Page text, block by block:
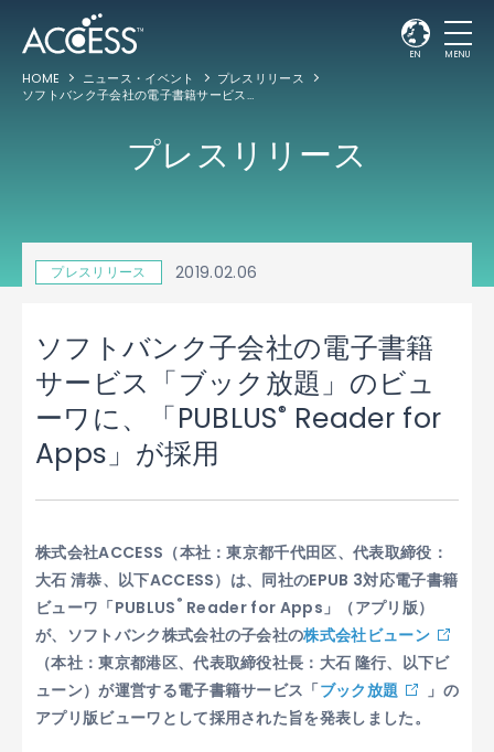
EN MENU
HOME ニュース・イベント
プレスリリース
ソフトバンク子会社の電子書籍サービス「ブック放題」のビューワに、「PUBLUS
プレスリリース
プレスリリース 2019.02.06
ソフトバンク子会社の電子書籍
サービス「ブック放題」のビュ
ーワに、「PUBLUS® Reader for
Apps」が採用
株式会社ACCESS（本社：東京都千代田区、代表取締役：
大石 清恭、以下ACCESS）は、同社のEPUB 3対応電子書籍
ビューワ「PUBLUS ® Reader for Apps」（アプリ版）
が、ソフトバンク株式会社の子会社の株式会社ビューン
（本社：東京都港区、代表取締役社長：大石 隆行、以下ビ
ューン）が運営する電子書籍サービス「ブック放題
」の
アプリ版ビューワとして採用された旨を発表しました。